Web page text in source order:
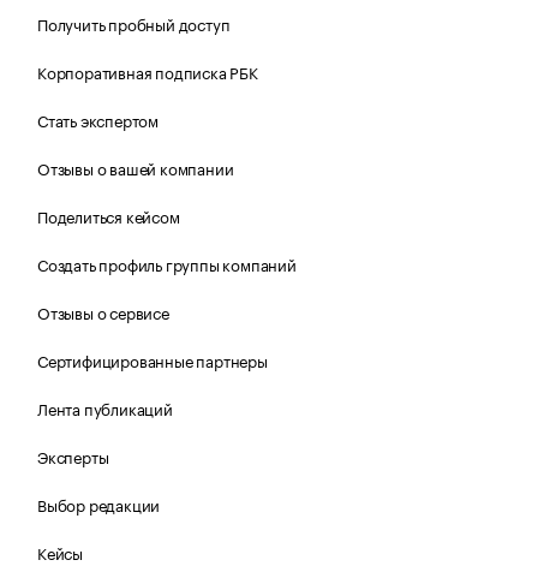
Получить пробный доступ
Корпоративная подписка РБК
Стать экспертом
Отзывы о вашей компании
Поделиться кейсом
Создать профиль группы компаний
Отзывы о сервисе
Сертифицированные партнеры
Лента публикаций
Эксперты
Выбор редакции
Кейсы